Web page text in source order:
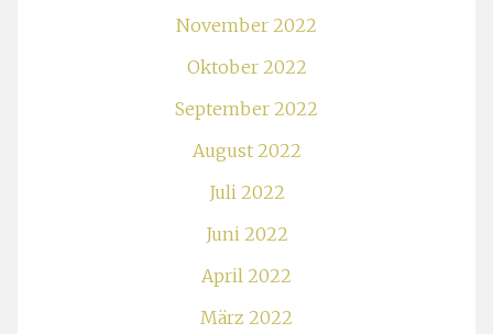
November 2022
Oktober 2022
September 2022
August 2022
Juli 2022
Juni 2022
April 2022
März 2022